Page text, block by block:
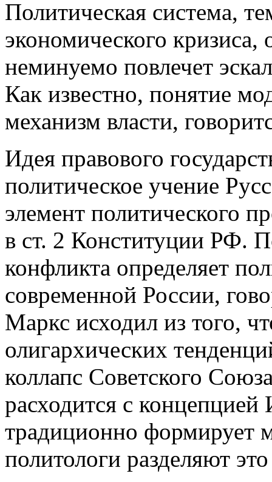
Политическая система,
экономического кризиса,
неминуемо повлечет
Как известно, понятие
механизм власти,
Идея правового
политическое учение
элемент политического
в ст. 2 Конституции РФ.
конфликта определяет
современной России,
Маркс исходил из того,
олигархических
коллапс Советского
расходится с концепцией
традиционно формирует
политологи разделяют